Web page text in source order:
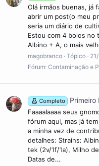
Olá irmãos buenas, já
abrir um post(o meu
seria um diário de
Estou com 4 bolos no
Albino + A, o mais
magobranco Tópico
Fórum: Contaminação e
Completo Primeiro
Faaaalaaaa seus
fórum aqui, mas já
a minha vez de
detalhes: Strains:
tek (2v/1f/1a), Milho
Datas de...